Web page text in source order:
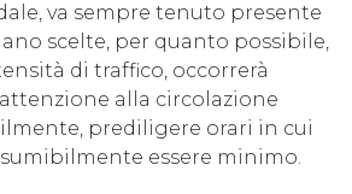
va sempre tenuto presente
scelte, per quanto possibile,
di traffico, occorrerà
alla circolazione
prediligere orari in cui
essere minimo.